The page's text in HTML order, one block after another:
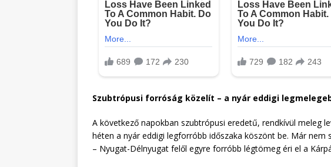
Szubtrópusi forróság közelít – a nyár eddigi
A következő napokban szubtrópusi eredetű, rendkívül meleg
héten a nyár eddigi legforróbb időszaka köszönt be. Már nem
– Nyugat-Délnyugat felől egyre forróbb légtömeg éri el a